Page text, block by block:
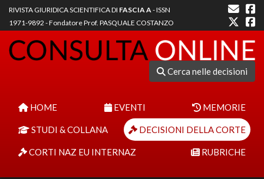
RIVISTA GIURIDICA SCIENTIFICA DI FASCIA A- ISSN
1971-9892 - Fondatore Prof. PASQUALE COSTANZO
Cerca nelle decisioni
HOME EVENTI MEMORIE
STUDI & COLLANA DECISIONI DELLA CORTE
CORTI NAZ EU INTERNAZ RUBRICHE